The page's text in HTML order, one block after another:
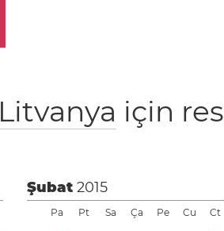
Litvanya için
Şubat2015
Pa Pt Sa Ça Pe Cu Ct